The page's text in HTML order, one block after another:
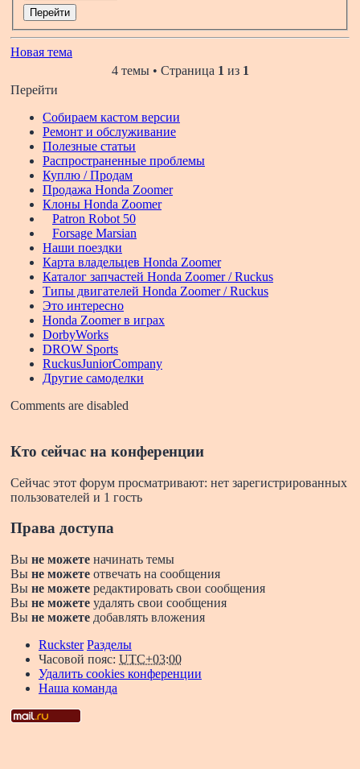
Новая тема
4 темы • Страница 1 из 1
Перейти
Собираем кастом версии
Ремонт и обслуживание
Полезные статьи
Распространенные проблемы
Куплю / Продам
Продажа Honda Zoomer
Клоны Honda Zoomer
Patron Robot 50
Forsage Marsian
Наши поездки
Карта владельцев Honda Zoomer
Каталог запчастей Honda Zoomer / Ruckus
Типы двигателей Honda Zoomer / Ruckus
Это интересно
Honda Zoomer в играх
DorbyWorks
DROW Sports
RuckusJuniorCompany
Другие самоделки
Comments are disabled
Кто сейчас на конференции
Сейчас этот форум просматривают: нет зарегистрированных
пользователей и 1 гость
Права доступа
Вы не можете начинать темы
Вы не можете отвечать на сообщения
Вы не можете редактировать свои сообщения
Вы не можете удалять свои сообщения
Вы не можете добавлять вложения
Ruckster Разделы
Часовой пояс: UTC+03:00
Удалить cookies конференции
Наша команда